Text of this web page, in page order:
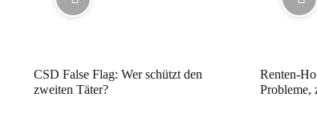
CSD False Flag: Wer schützt den
zweiten Täter?
Renten-
Probleme,